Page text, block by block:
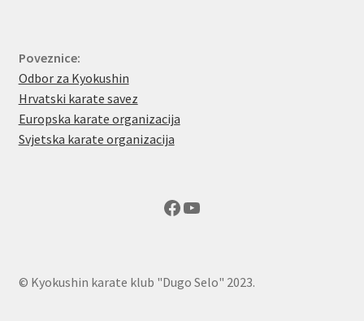
Poveznice:
Odbor za Kyokushin
Hrvatski karate savez
Europska karate organizacija
Svjetska karate organizacija
Facebook
YouTube
© Kyokushin karate klub "Dugo Selo" 2023.